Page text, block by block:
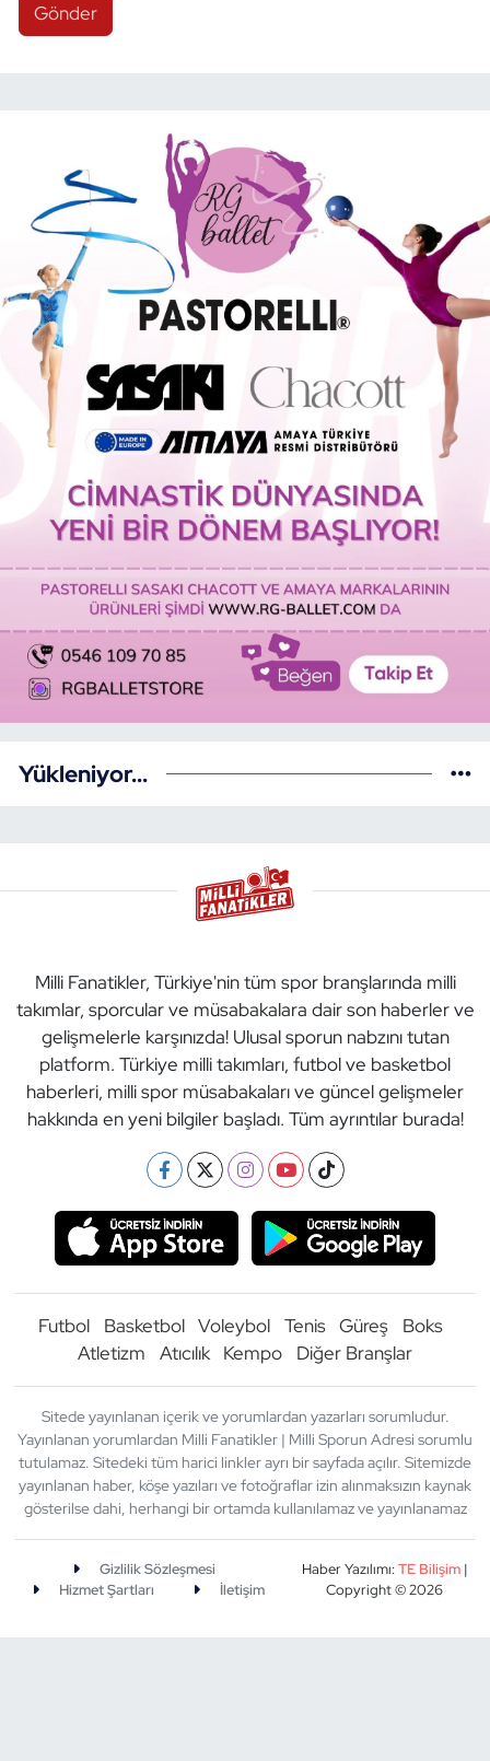
Gönder
Yükleniyor...
Milli Fanatikler, Türkiye'nin tüm spor branşlarında milli
takımlar, sporcular ve müsabakalara dair son haberler ve
gelişmelerle karşınızda! Ulusal sporun nabzını tutan
platform. Türkiye milli takımları, futbol ve basketbol
haberleri, milli spor müsabakaları ve güncel gelişmeler
hakkında en yeni bilgiler başladı. Tüm ayrıntılar burada!
Futbol Basketbol Voleybol Tenis Güreş
Boks
Atletizm
Atıcılık Kempo Diğer Branşlar
Sitede yayınlanan içerik ve yorumlardan yazarları sorumludur.
Yayınlanan yorumlardan Milli Fanatikler | Milli Sporun Adresi sorumlu
tutulamaz. Sitedeki tüm harici linkler ayrı bir sayfada açılır. Sitemizde
yayınlanan haber, köşe yazıları ve fotoğraflar izin alınmaksızın kaynak
gösterilse dahi, herhangi bir ortamda kullanılamaz ve yayınlanamaz
Gizlilik Sözleşmesi
Hizmet Şartları
İletişim
Haber Yazılımı:TE Bilişim|
Copyright © 2026